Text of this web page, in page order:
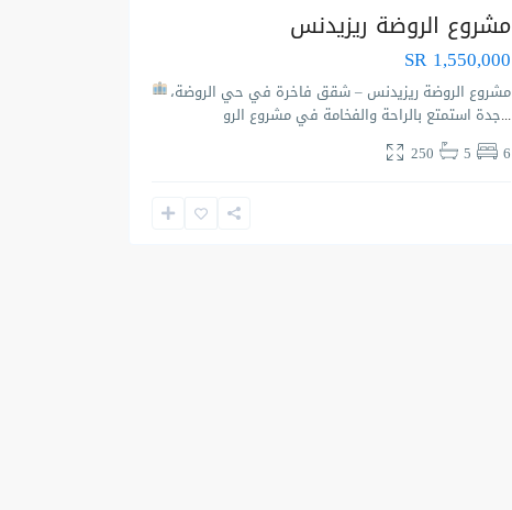
مشروع الروضة ريزيدنس
SR 1,550,000
مشروع الروضة ريزيدنس – شقق فاخرة في حي الروضة،
جدة استمتع بالراحة والفخامة في مشروع الرو...
6
5
250